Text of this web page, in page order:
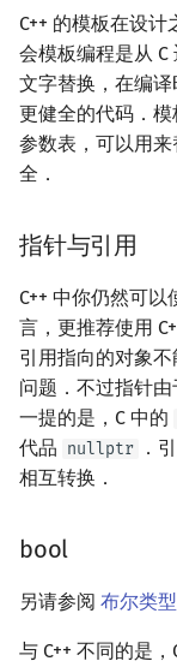
致谢
Testlib
Polygon
OJ 工具
LaTeX 入门
Git
pb_ds
编译优化
可变长数组
结构体初始化
注释语法
Python 与 C++ 的区
Java 与 C++ 的区别
参考资料
二分
倍增
构造
回溯法
Dancing Links
Alpha–Beta 剪枝
优化
数位 DP
插头 DP
计数 DP
动态 DP
概率 DP
DP 套 DP
DP 优化
其它 DP 方法
Z 函数（扩展 KMP
AC 自动机
后缀数组 (SA)
后缀自动机 (SAM)
后缀平衡树
广义后缀自动机
后缀树
Manacher
最小表示法
弧度制与坐标系
复数
数论
多项式与生成函数
组合数学
线性代数
线性规划
抽象代数
数值算法
单调栈
单调队列
ST 表
树状数组
线段树
划分树
二叉搜索树 & 平
跳表
K-D Tree
最短路问题
生成树问题
斯坦纳树
拆点
连通性相关
环计数问题
最小环
2-SAT
二分图
旋转卡壳
半平面交
平面最近点对
随机增量法
反演变换
计算几何杂项
计算理论基础
字节顺序
约瑟夫问题
表达式求值
在一台机器上规划
主元素问题
Garsia–Wachs 算
15-puzzle
空间优化简介
C++ 的模板在设
会模板编程是从 C
文字替换，在编
更健全的代码．模
参数表，可以用
全．
指针与引用
C++ 中你仍然可
言，更推荐使用
引用指向的对象
问题．不过指针
一提的是，C 中的
代品 nullptr ．
相互转换．
bool
另请参阅 布尔类型
与 C++ 不同的是